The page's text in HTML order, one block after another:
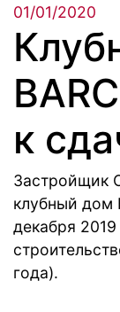
01/01/2020
к
Застройщик
клубный дом
декабря
года).